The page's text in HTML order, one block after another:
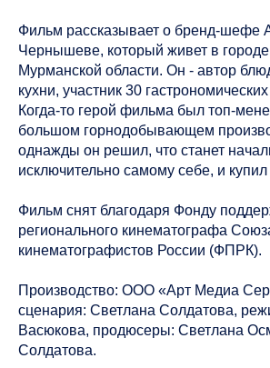
Фильм рассказывает о бренд-шефе
Чернышеве, который живет в
Мурманской области. Он - автор
кухни, участник 30
Когда-то герой фильма был топ-
большом горнодобывающем
однажды он решил, что станет
исключительно самому себе, и
Фильм снят благодаря Фонду
регионального кинематографа
кинематографистов России (ФПРК).
Производство: ООО «Арт Медиа
сценария: Светлана Солдатова,
Васюкова, продюсеры: Светлана
Солдатова.